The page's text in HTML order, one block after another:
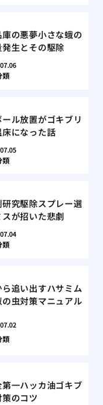
の悪夢小さな蛾の
生とその駆除
類
ル放置がゴキブリ
床になった話
類
究駆除スプレー選
が招いた悲劇
類
ら追い出すハサミム
の虫対策マニュアル
類
一ハッカ油ゴキブ
策のコツ